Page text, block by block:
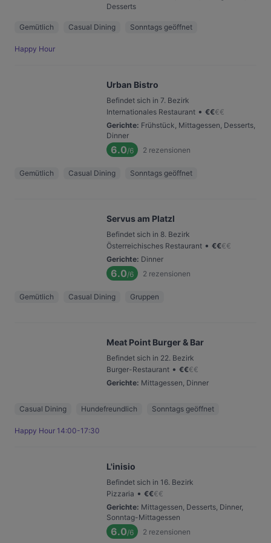
Desserts
Gemütlich Casual Dining Sonntags geöffnet
Happy Hour
Urban Bistro
Befindet sich in 7. Bezirk
Internationales Restaurant • €€€€
Gerichte: Frühstück, Mittagessen, Desserts,
Dinner
6.0/6 2 rezensionen
Gemütlich Casual Dining Sonntags geöffnet
Servus am Platzl
Befindet sich in 8. Bezirk
Österreichisches Restaurant • €€€€
Gerichte: Dinner
6.0/6 2 rezensionen
Gemütlich Casual Dining Gruppen
Meat Point Burger & Bar
Befindet sich in 22. Bezirk
Burger-Restaurant • €€€€
Gerichte: Mittagessen, Dinner
Casual Dining Hundefreundlich Sonntags geöffnet
Happy Hour 14:00-17:30
L'inisio
Befindet sich in 16. Bezirk
Pizzaria • €€€€
Gerichte: Mittagessen, Desserts, Dinner,
Sonntag-Mittagessen
6.0/6 2 rezensionen